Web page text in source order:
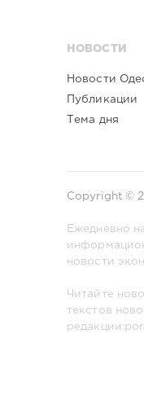
НОВОСТИ
Новости
Публикации
Тема дня
Copyright ©
Ежедневно
новости
Читайте
текстов